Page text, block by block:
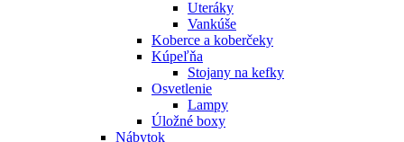
Uteráky
Vankúše
Koberce a koberčeky
Kúpeľňa
Stojany na kefky
Osvetlenie
Lampy
Úložné boxy
Nábytok